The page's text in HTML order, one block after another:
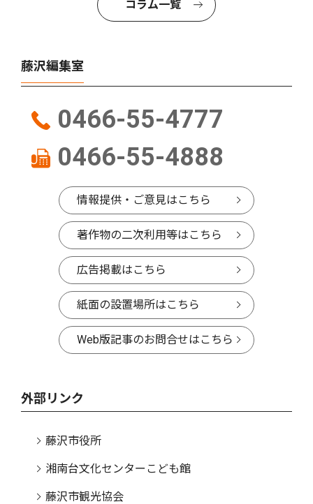
コラム一覧
藤沢編集室
0466-55-4777
0466-55-4888
情報提供・ご意見はこちら
著作物の二次利用等はこちら
広告掲載はこちら
紙面の設置場所はこちら
Web版記事のお問合せはこちら
外部リンク
藤沢市役所
湘南台文化センターこども館
藤沢市観光協会